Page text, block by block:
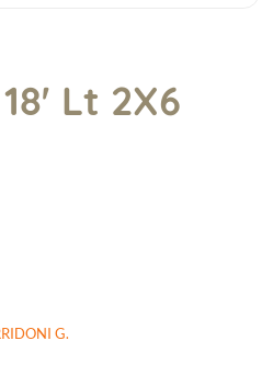
Lt 2X6
G.